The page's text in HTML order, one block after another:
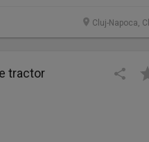
Cluj-Napoca,
tractor